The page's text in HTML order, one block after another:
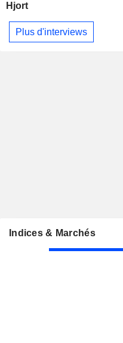
Hjort
Plus d'interviews
Indices & Marchés